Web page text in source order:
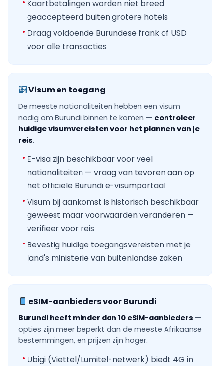
Kaartbetalingen worden niet breed
geaccepteerd buiten grotere hotels
Draag voldoende Burundese frank of USD
voor alle transacties
Visum en toegang
De meeste nationaliteiten hebben een visum
nodig om Burundi binnen te komen — controleer
huidige visumvereisten voor het plannen van je
reis.
E-visa zijn beschikbaar voor veel
nationaliteiten — vraag van tevoren aan op
het officiële Burundi e-visumportaal
Visum bij aankomst is historisch beschikbaar
geweest maar voorwaarden veranderen —
verifieer voor reis
Bevestig huidige toegangsvereisten met je
land's ministerie van buitenlandse zaken
eSIM-aanbieders voor Burundi
Burundi heeft minder dan 10 eSIM-aanbieders —
opties zijn meer beperkt dan de meeste Afrikaanse
bestemmingen, en prijzen zijn hoger.
Ubigi (Viettel/Lumitel-netwerk) biedt 4G in